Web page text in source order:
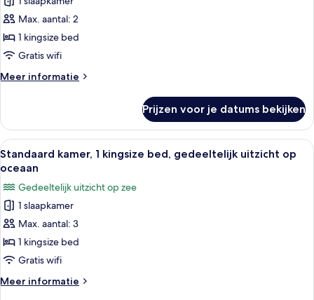
Standaard
kamer,
1
kingsize
aan
Max. aantal: 2
1 kingsize bed
Gratis wifi
Meer informatie
Meer
kamer,
kingsize
bed,
zee
Prijzen voor je datums bekijken
Alle
foto's
Standaard
kamer,
1
kingsize
bed,
gedeeltelijk
uitzicht
Een uitzicht op het strand met
7
Standaard kamer, 1 kingsize bed, gedeeltelijk uitzicht op
oceaan
Gedeeltelijk uitzicht op zee
1 slaapkamer
Max. aantal: 3
1 kingsize bed
Gratis wifi
Meer informatie
Meer